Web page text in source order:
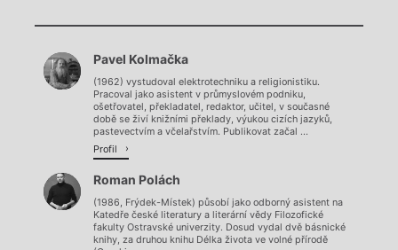
Chviličku.
Načítá se.
Pavel Kolmačka
(1962) vystudoval elektrotechniku a religionistiku.
Pracoval jako asistent v průmyslovém podniku,
ošetřovatel, překladatel, redaktor, učitel, v současné
době se živí knižními překlady, výukou cizích jazyků,
pastevectvím a včelařstvím. Publikovat začal ...
Profil
Roman Polách
(1986, Frýdek-Místek) působí jako odborný asistent na
Katedře české literatury a literární vědy Filozofické
fakulty Ostravské univerzity. Dosud vydal dvě básnické
knihy, za druhou knihu Délka života ve volné přírodě